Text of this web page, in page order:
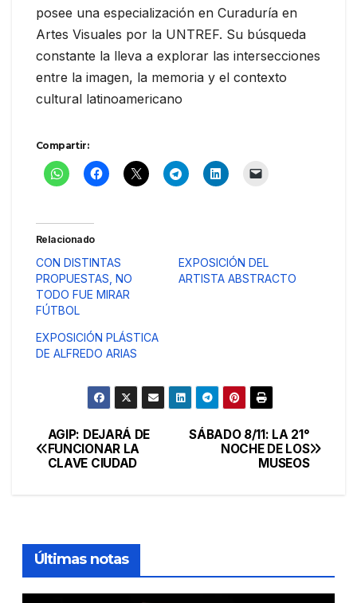
posee una especialización en Curaduría en
Artes Visuales por la UNTREF. Su búsqueda
constante la lleva a explorar las intersecciones
entre la imagen, la memoria y el contexto
cultural latinoamericano
Compartir:
Relacionado
CON DISTINTAS
PROPUESTAS, NO
TODO FUE MIRAR
FÚTBOL
EXPOSICIÓN DEL
ARTISTA ABSTRACTO
EXPOSICIÓN PLÁSTICA
DE ALFREDO ARIAS
Navegación
de
SÁBADO 8/11: LA 21°
NOCHE DE LOS
MUSEOS
AGIP: DEJARÁ DE
FUNCIONAR LA
CLAVE CIUDAD
Últimas notas